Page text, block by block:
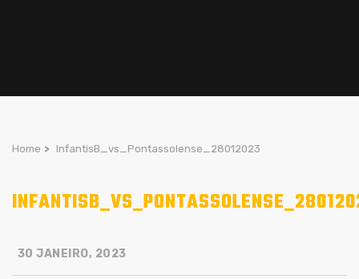
Home > InfantisB_vs_Pontassolense_28012023
30 JANEIRO, 2023